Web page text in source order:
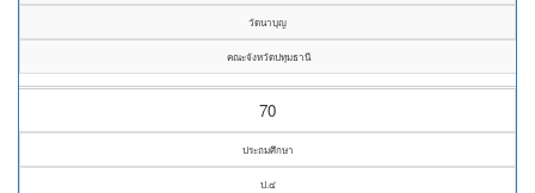
วัดนาบุญ
คณะจังหวัดปทุมธานี
70
ประถมศึกษา
ป.๔